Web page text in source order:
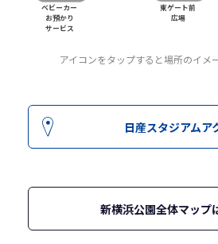
ベビーカー
お預かり
サービス
東ゲート前
広場
アイコンをタップすると場所のイメ
日産スタジアムア
新横浜公園全体マップ